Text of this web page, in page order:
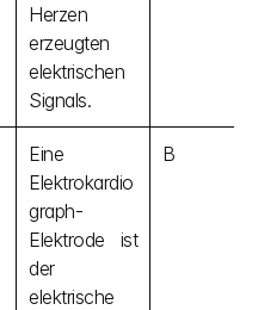
Herzen
erzeugten
elektrischen
Signals.
Eine
Elektrokardio
graph-
Elektrode ist
der
elektrische
B